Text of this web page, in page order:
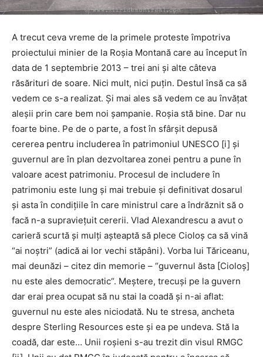
A trecut ceva vreme de la primele proteste împotriva
proiectului minier de la Roșia Montană care au început în
data de 1 septembrie 2013 – trei ani și alte câteva
răsărituri de soare. Nici mult, nici puțin. Destul însă ca să
vedem ce s-a realizat. Și mai ales să vedem ce au învățat
aleșii prin care bem noi șampanie. Roșia stă bine. Dar nu
foarte bine. Pe de o parte, a fost în sfârșit depusă
cererea pentru includerea în patrimoniul UNESCO [i] și
guvernul are în plan dezvoltarea zonei pentru a pune în
valoare acest patrimoniu. Procesul de includere în
patrimoniu este lung și mai trebuie și definitivat dosarul
și asta în condițiile în care ministrul care a îndrăznit să o
facă n-a supraviețuit cererii. Vlad Alexandrescu a avut o
carieră scurtă și mulți așteaptă să plece Cioloș ca să vină
“ai noștri” (adică ai lor vechi stăpâni). Vorba lui Tăriceanu,
mai deunăzi – citez din memorie – “guvernul ăsta [Cioloș]
nu este ales democratic“. Meștere, trecuși pe la guvern
dar erai prea ocupat să nu stai la coadă și n-ai aflat:
guvernul nu este ales niciodată. Nu te stresa, ancheta
despre Sterling Resources este și ea pe undeva. Stă la
coadă, dar este… Unii roșieni s-au trezit din visul RMGC